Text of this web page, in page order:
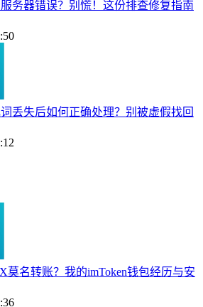
务器错误？别慌！这份排查修复指南
丢失后如何正确处理？别被虚假找回
莫名转账？我的imToken钱包经历与安